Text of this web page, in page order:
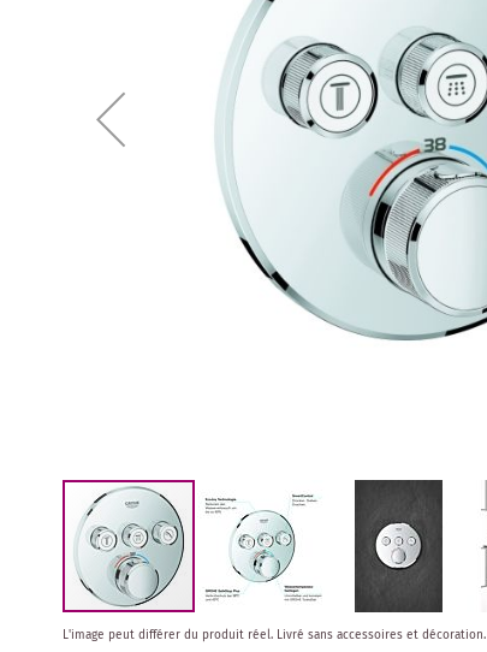
Skip
L'image peut différer du produit réel. Livré sans accessoires et décoration.